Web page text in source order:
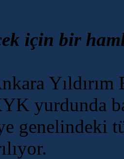
için bir
Yıldırım
yurdunda
genelindeki